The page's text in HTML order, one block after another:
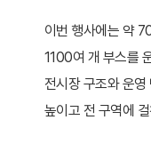
이번 행사에는 약
1100여 개 부스를
전시장 구조와 운
높이고 전 구역에